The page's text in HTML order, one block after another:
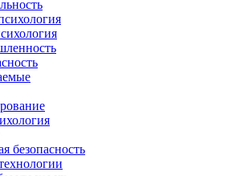
безопасность